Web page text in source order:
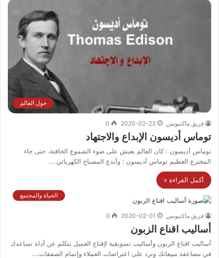
حول العالم
فريق ماكتيوبس 2020-02-23
0
توماس أديسون الإبداع والاجتهاد
توماس أديسون : كان العالم يعيش على ضوء الشموع الخافتة، حتى جاء
المخترع العظيم توماس أديسون ؛ وأبدع المصباح الكهربائي.…
أكمل القراءة »
الحياة والمجتمع
فريق ماكتيوبس 2020-02-01
0
أساليب اقناع الزبون
أساليب اقناع الزبون وأساليب تسويقية لإقناع العميل نتكلم عن أداة تساعدك
في مضاعفة مبيعاتك وترد على اعتراضات العملاء وإتمام الصفقات.…